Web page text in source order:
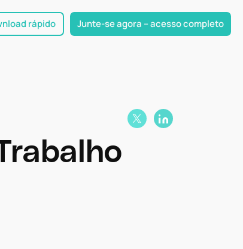
rápido Junte-se agora – acesso completo